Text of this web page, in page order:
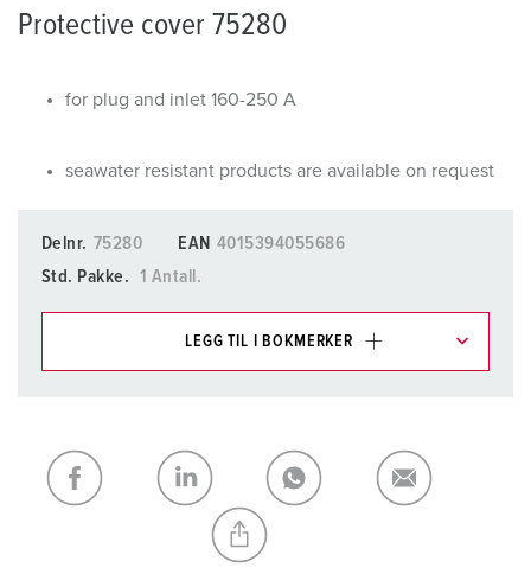
Protective cover 75280
for plug and inlet 160-250 A
seawater resistant products are available on request
Delnr. 75280 EAN 4015394055686
Std. Pakke.
1 Antall.
LEGG TIL I BOKMERKER
Min liste LEGG TIL
OPPRETT EN NY LISTE